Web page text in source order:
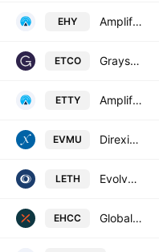
EHY Amplify Ethereum Max Income Covered Call ETF
ETCO Grayscale Ethereum Covered Call ETF
ETTY Amplify Ethereum 3% Monthly Option Income ETF
EVMU Direxion Daily Ether Bull 2X ETF
LETH Evolve Levered Ether ETF Trust Unit
EHCC Global X Ethereum Covered Call ETF